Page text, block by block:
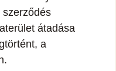
átadása
a